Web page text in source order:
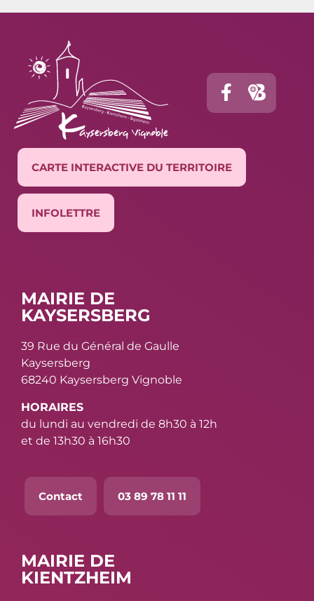
CARTE INTERACTIVE DU TERRITOIRE
INFOLETTRE
MAIRIE DE
KAYSERSBERG
39 Rue du Général de Gaulle
Kaysersberg
68240 Kaysersberg Vignoble
HORAIRES
du lundi au vendredi de 8h30 à 12h
et de 13h30 à 16h30
Contact 03 89 78 11 11
MAIRIE DE
KIENTZHEIM